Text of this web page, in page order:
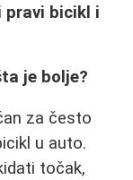
pravi bicikl i
je bolje?
za često
u auto.
točak,